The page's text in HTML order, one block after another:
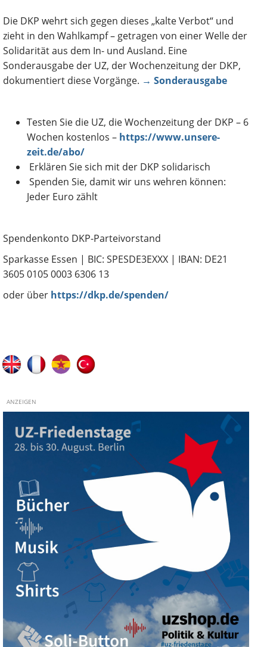
Die DKP wehrt sich gegen dieses „kalte Verbot“ und
zieht in den Wahlkampf – getragen von einer Welle der
Solidarität aus dem In- und Ausland. Eine
Sonderausgabe der UZ, der Wochenzeitung der DKP,
dokumentiert diese Vorgänge. → Sonderausgabe
Testen Sie die UZ, die Wochenzeitung der DKP – 6
Wochen kostenlos – https://www.unsere-
zeit.de/abo/
Erklären Sie sich mit der DKP solidarisch
Spenden Sie, damit wir uns wehren können:
Jeder Euro zählt
Spendenkonto DKP-Parteivorstand
Sparkasse Essen | BIC: SPESDE3EXXX | IBAN: DE21
3605 0105 0003 6306 13
oder über https://dkp.de/spenden/
ANZEIGEN